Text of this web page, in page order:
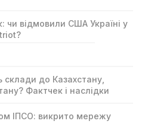
чи відмовили США Україні у
до Казахстану,
Фактчек і наслідки
ІПСО: викрито мережу